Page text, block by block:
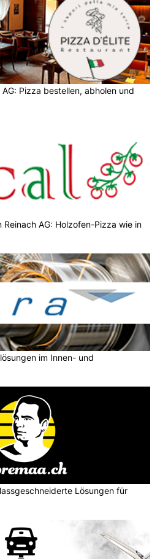
AG: Pizza bestellen, abholen und
AG: Holzofen-Pizza wie in
im Innen- und
Lösungen für